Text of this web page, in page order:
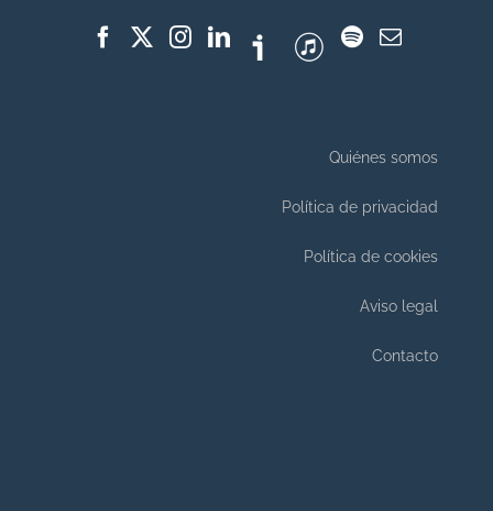
Quiénes somos
Política de privacidad
Política de cookies
Aviso legal
Contacto